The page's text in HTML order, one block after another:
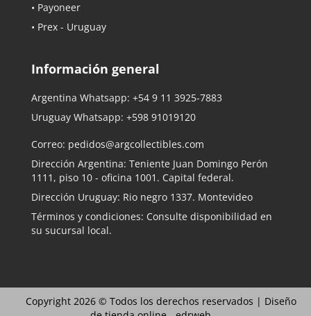
• Payoneer
• Prex - Uruguay
Información general
Argentina Whatsapp: +54 9 11 3925-7883
Uruguay Whatsapp: +598 91019120
Correo: pedidos@argcollectibles.com
Dirección Argentina: Teniente Juan Domingo Perón
1111, piso 10 - oficina 1001. Capital federal.
Dirección Uruguay: Rio negro 1337. Montevideo
Términos y condiciones: Consulte disponibilidad en
su sucursal local.
Copyright 2026 © Todos los derechos reservados | Diseño